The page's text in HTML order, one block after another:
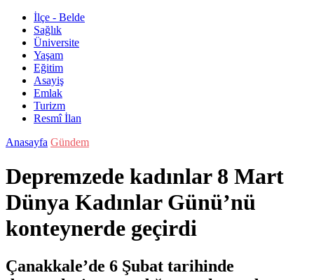
İlçe - Belde
Sağlık
Üniversite
Yaşam
Eğitim
Asayiş
Emlak
Turizm
Resmî İlan
Anasayfa Gündem
Depremzede kadınlar 8 Mart
Dünya Kadınlar Günü’nü
konteynerde geçirdi
Çanakkale’de 6 Şubat tarihinde